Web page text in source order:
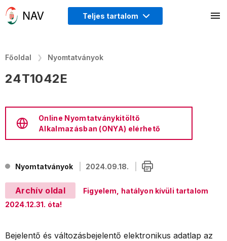
Teljes tartalom
Főoldal Nyomtatványok
24T1042E
Online Nyomtatványkitöltő
Alkalmazásban (ONYA) elérhető
Nyomtatványok 2024.09.18.
Archív oldal
Figyelem, hatályon kívüli tartalom
2024.12.31. óta!
Bejelentő és változásbejelentő elektronikus adatlap az